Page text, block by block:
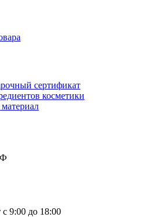
сертификат
косметики
с 9:00 до 18:00